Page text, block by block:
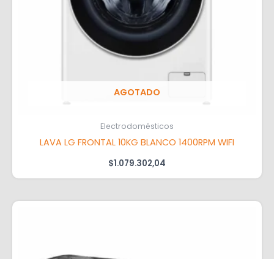
AGOTADO
Electrodomésticos
LAVA LG FRONTAL 10KG BLANCO 1400RPM WIFI
$1.079.302,04